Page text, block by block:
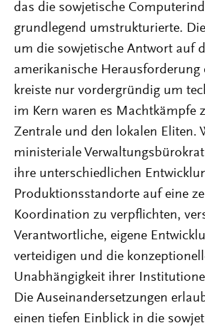
das die sowjetische
grundlegend umstrukturierte.
um die sowjetische Antwort auf
amerikanische Herausforderung
kreiste nur vordergründig um
im Kern waren es Machtkämpfe
Zentrale und den lokalen Eliten.
ministeriale
ihre unterschiedlichen
Produktionsstandorte auf eine
Koordination zu verpflichten,
Verantwortliche, eigene
verteidigen und die
Unabhängigkeit ihrer
Die Auseinandersetzungen
einen tiefen Einblick in die